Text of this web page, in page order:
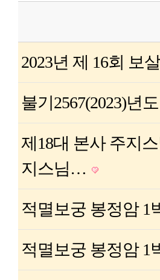
2023년 제 16회 보
불기2567(2023)년
제18대 본사 주지
지스님…
적멸보궁 봉정암 1
적멸보궁 봉정암 1